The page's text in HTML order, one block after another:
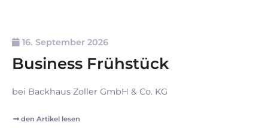
16. September 2026
Business Frühstück
bei Backhaus Zoller GmbH & Co. KG
den Artikel lesen